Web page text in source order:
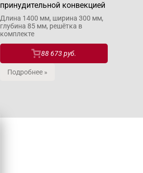
принудительной конвекцией
Длина 1400 мм, ширина 300 мм,
глубина 85 мм, решётка в
комплекте
88 673 руб.
Подробнее »